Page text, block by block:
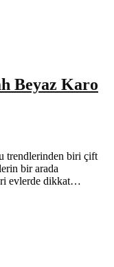
Beyaz Karo
trendlerinden biri çift
bir arada
evlerde dikkat…